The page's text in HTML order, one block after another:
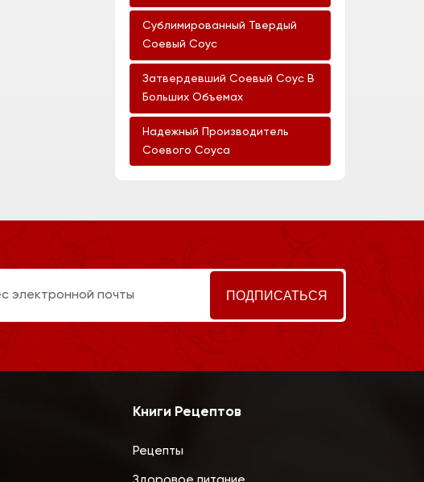
Сублимированный Твердый
Соевый Соус
Затвердевший Соевый Соус В
Больших Объемах
Надежный Производитель
Соевого Соуса
Книги Рецептов
Рецепты